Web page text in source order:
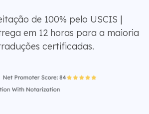
de 100% pelo USCIS |
em 12 horas para a maioria
certificadas.